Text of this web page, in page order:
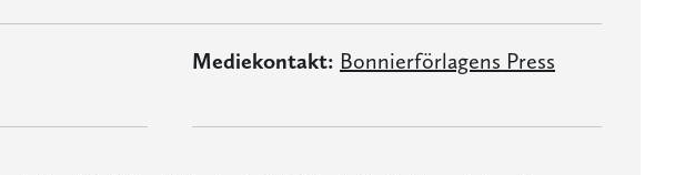
Mediekontakt: Bonnierförlagens Press